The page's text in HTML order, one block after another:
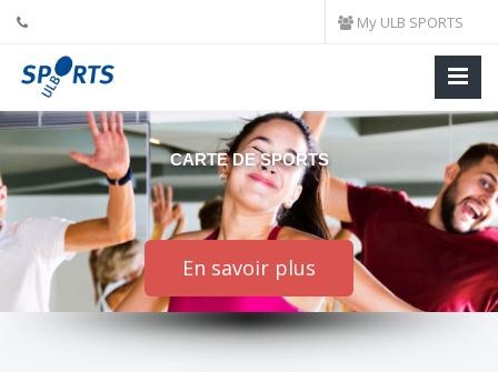
My ULB SPORTS
CARTE DE SPORTS
En savoir plus